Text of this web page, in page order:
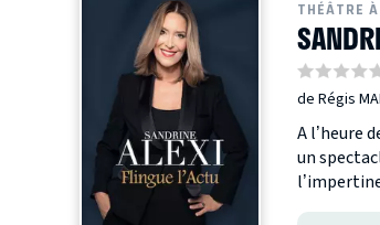
THÉÂTRE
de Régis
A l’heure
un